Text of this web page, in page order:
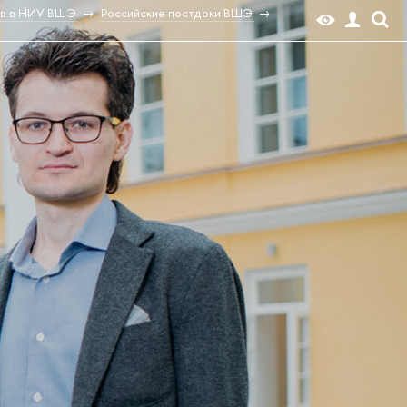
в НИУ ВШЭ Российские постдоки ВШЭ